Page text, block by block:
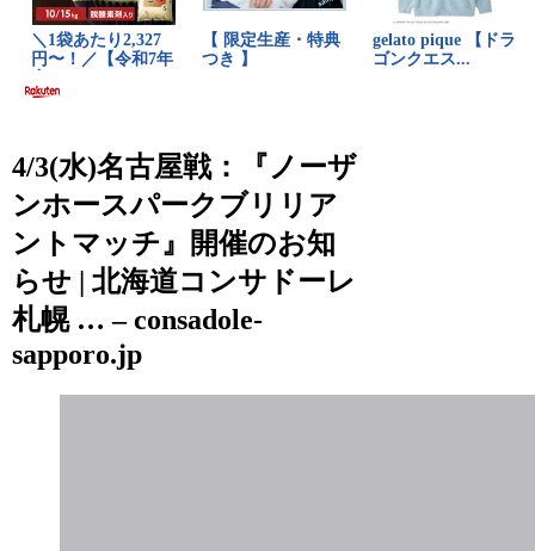
4/3(水)名古屋戦：『ノーザ
ンホースパークブリリア
ントマッチ』開催のお知
らせ | 北海道コンサドーレ
札幌 … – consadole-
sapporo.jp